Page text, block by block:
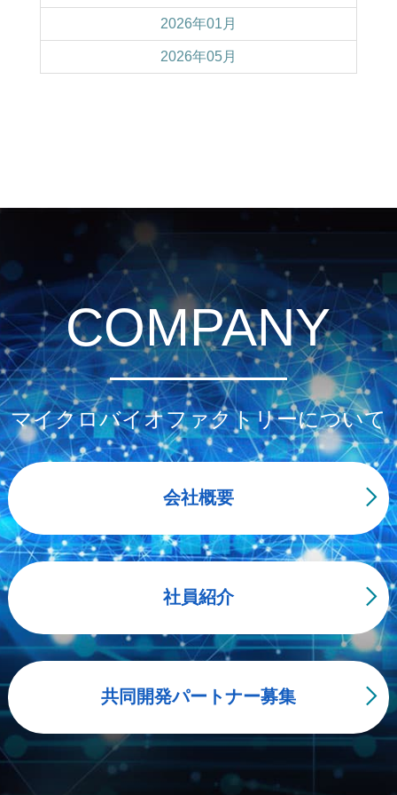
2026年01月
2026年05月
COMPANY
マイクロバイオファクトリーについて
会社概要
社員紹介
共同開発パートナー募集